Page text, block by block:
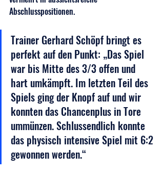
Abschlusspositionen.
Trainer Gerhard Schöpf bringt es
perfekt auf den Punkt: „Das Spiel
war bis Mitte des 3/3 offen und
hart umkämpft. Im letzten Teil des
Spiels ging der Knopf auf und wir
konnten das Chancenplus in Tore
ummünzen. Schlussendlich konnte
das physisch intensive Spiel mit 6:2
gewonnen werden.“